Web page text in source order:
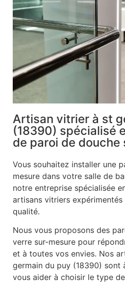
Artisan vitrier à st
(18390) spécialisé
de paroi de douche
Vous souhaitez installer une
mesure dans votre salle de
notre entreprise spécialisée
artisans vitriers
qualité.
Nous vous proposons des
verre sur-mesure pour
et à toutes vos envies. Nos
germain du puy (18390) sont
vous aider à choisir le type